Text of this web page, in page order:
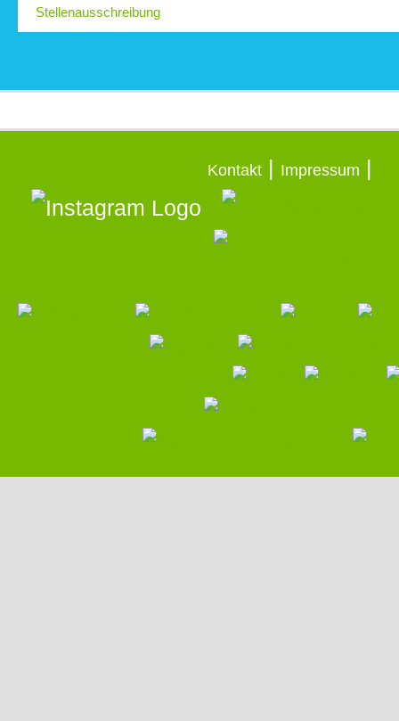
Stellenausschreibung
Kontakt| Impressum |